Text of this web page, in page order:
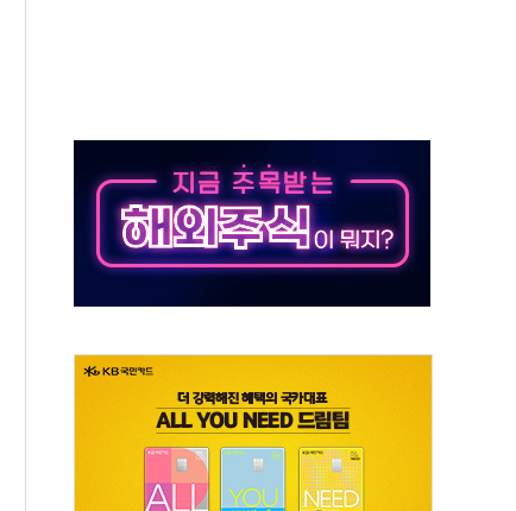
위험수위…숨은 차입이 더 큰 변수"
1발 발사… 올해 10번째·42일 만 도발
보 위기… 반군·마약카르텔이 습득해 전투 활용
조
한 표면 부식 물질"
에 진화...외국인 노동자 숨져